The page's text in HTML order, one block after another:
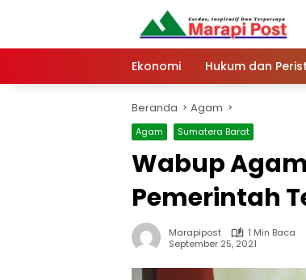
Ekonomi Hukum dan
Beranda Agam
Agam Sumatera Barat
Wabup
Pemerintah
Marapipost
1 Min Baca
September 25, 2021